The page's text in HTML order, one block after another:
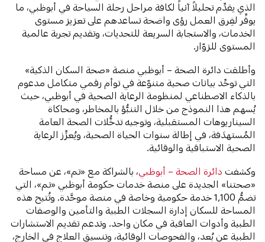
الذي يقدِّم تحليلاً آنياً لكافة مراحل رحلة السياحة في أبوظبي، ما
يوفِّر لفِرق العمل رؤى واضحة تساعدهم على تعزيز مستوى
الخدمات، والاستجابة السريعة للتحديات، وتقديم تجربة عالمية
المستوى للزوّار.
وأطلقت دائرة الصحة – أبوظبي منصة «صحة السكان الذكية»
التي توحِّد بيانات صحية متنوّعة في توأم رقمي متكامل مدعوم
بالذكاء الاصطناعي لمنظومة الرعاية الصحية في أبوظبي، حيث
يُسهم هذا النموذج من خلال التنبُّؤ بالمخاطر، ومحاكاة
السيناريوهات المستقبلية، وتوجيه تدخُّلات الصحة العامة
المُستهدَفة، في إطالة سنوات الحياة الصحية، ويُعزِّز الرعاية
الصحية الاستباقية والوقائية.
وكشفتدائرة الصحة – أبوظبي ، بالشراكة مع «تم»، عن مساحة
«صحتنا» الجديدة على منصة خدمات حكومة أبوظبي «تم»، التي
تضمُّ 1,100 خدمة حكومية وخاصة في منصة موحَّدة. وتُتيح هذه
المساحة للسكان إدارة السجلات الطبية والتأمين والوصفات
الطبية وأدوات العافية في مكان واحد. وتدعم تقديم الاستشارات
الطبية عن بُعد، والفحوصات الوقائية، وتنسيق العلاج في الخارج،